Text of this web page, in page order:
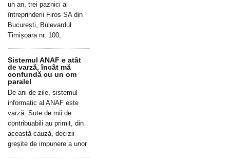
un an, trei paznici ai
întreprinderii Firos SA din
București, Bulevardul
Timișoara nr. 100,
Sistemul ANAF e atât
de varză, încât mă
confundă cu un om
paralel
De ani de zile, sistemul
informatic al ANAF este
varză. Sute de mii de
contribuabili au primit, din
această cauză, decizii
greșite de impunere a unor